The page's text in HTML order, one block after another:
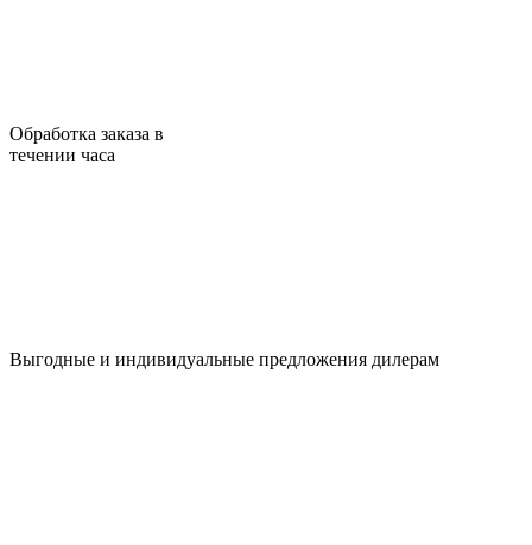
Обработка заказа в
течении часа
Выгодные и индивидуальные предложения дилерам